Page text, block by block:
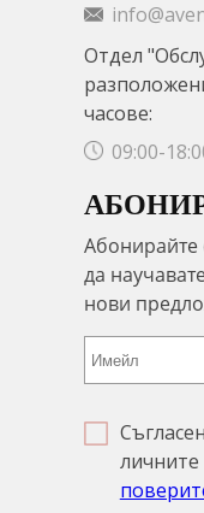
Отдел
часове:
09:00-
личните